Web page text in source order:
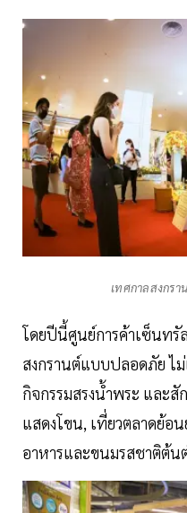
เทศกาลสงกรา
โดยปีนี้ศูนย์การค้าเซ็นท
สงกรานต์แบบปลอดภัย ไ
กิจกรรมสรงน้ำพระ และ
แสดงโขน, เที่ยวตลาดย้อ
อาหารและขนมรสชาติต้น